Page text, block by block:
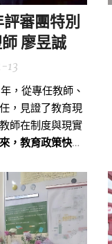
評審團特別
廖昱誠
13
，從專任教師、
，見證了教育現
師在制度與現實
，教育政策快速
在推動教學與輔
越吃力。